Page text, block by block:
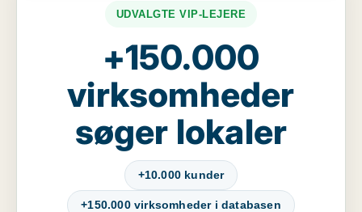
UDVALGTE VIP-LEJERE
+150.000
virksomheder
søger lokaler
+10.000 kunder
+150.000 virksomheder i databasen